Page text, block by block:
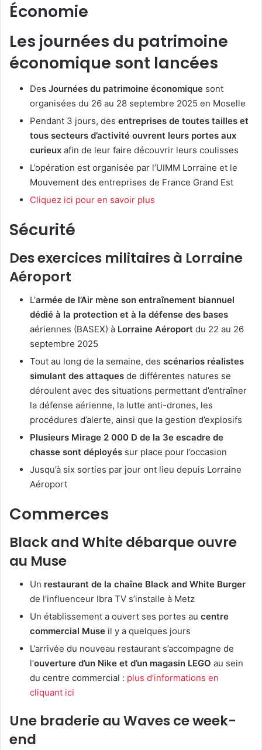
Économie
Les journées du patrimoine
économique sont lancées
Des Journées du patrimoine économique sont
organisées du 26 au 28 septembre 2025 en Moselle
Pendant 3 jours, des entreprises de toutes tailles et
tous secteurs d’activité ouvrent leurs portes aux
curieux afin de leur faire découvrir leurs coulisses
L’opération est organisée par l’UIMM Lorraine et le
Mouvement des entreprises de France Grand Est
Cliquez ici pour en savoir plus
Sécurité
Des exercices militaires à Lorraine
Aéroport
L’armée de l’Air mène son entraînement biannuel
dédié à la protection et à la défense des bases
aériennes (BASEX) à Lorraine Aéroport du 22 au 26
septembre 2025
Tout au long de la semaine, des scénarios réalistes
simulant des attaques de différentes natures se
déroulent avec des situations permettant d’entraîner
la défense aérienne, la lutte anti-drones, les
procédures d’alerte, ainsi que la gestion d’explosifs
Plusieurs Mirage 2 000 D de la 3e escadre de
chasse sont déployés sur place pour l’occasion
Jusqu’à six sorties par jour ont lieu depuis Lorraine
Aéroport
Commerces
Black and White débarque ouvre
au Muse
Un restaurant de la chaîne Black and White Burger
de l’influenceur Ibra TV s’installe à Metz
Un établissement a ouvert ses portes au centre
commercial Muse il y a quelques jours
L’arrivée du nouveau restaurant s’accompagne de
l’ouverture d’un Nike et d’un magasin LEGO au sein
du centre commercial : plus d’informations en
cliquant ici
Une braderie au Waves ce week-
end